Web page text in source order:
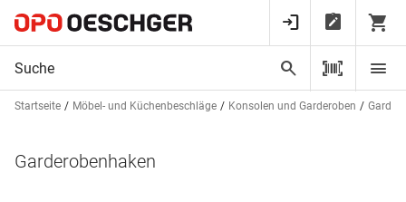
Startseite Möbel- und Küchenbeschläge Konsolen und Garderoben
Garderobenhaken